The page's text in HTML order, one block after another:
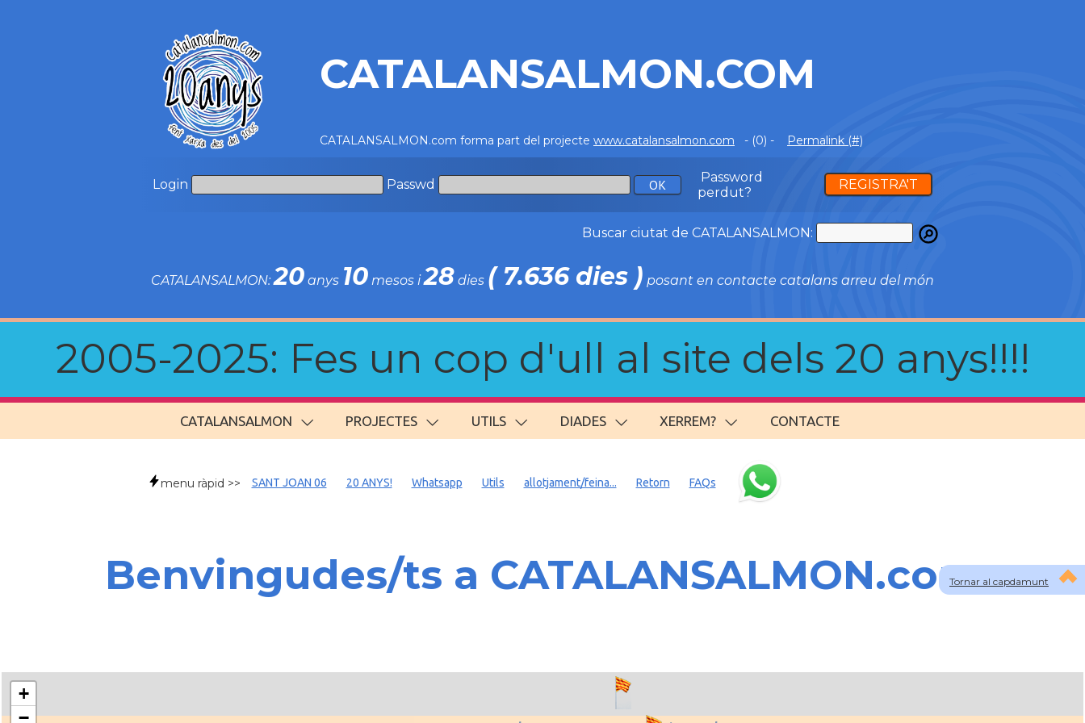
CATALANSALMON.COM
CATALANSALMON.com forma part del projecte www.catalansalmon.com - (0) - Permalink (#)
Login Passwd
Password
perdut?
REGISTRA'T
Buscar ciutat de CATALANSALMON:
CATALANSALMON:20 anys 10 mesos i28 dies ( 7.636 dies ) posant en contacte catalans arreu del món
2005-2025: Fes un cop d'ull al site dels 20 anys!!!!
CATALANSALMON PROJECTES UTILS DIADES XERREM? CONTACTE
Tornar al capdamunt
menu ràpid >> SANT JOAN 06 20 ANYS! Whatsapp Utils allotjament/feina... Retorn FAQs
Benvingudes/ts a CATALANSALMON.com
+
−